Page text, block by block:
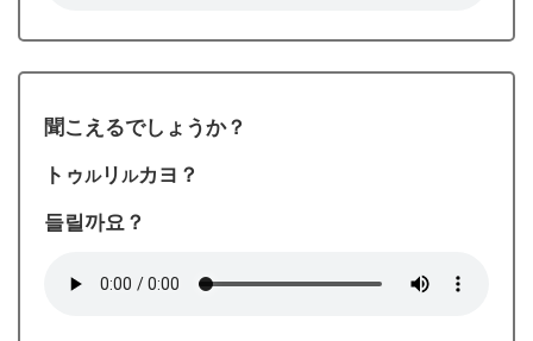
聞こえるでしょうか？
トゥルリ ルカヨ？
들릴까요？